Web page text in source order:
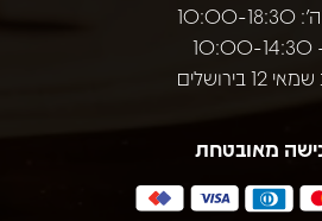
12 בירושלים
מאובטחת